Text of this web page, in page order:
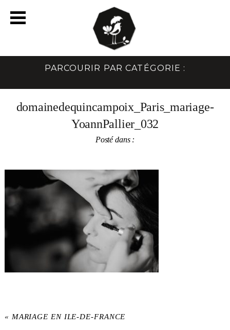
PARCOURIR PAR CATÉGORIE :
domainedequincampoix_Paris_mariage-
YoannPallier_032
Posté dans :
« MARIAGE EN ILE-DE-FRANCE